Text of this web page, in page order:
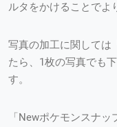
ルタをかけることでよ
写真の加工に関しては
たら、1枚の写真でも
す。
「Newポケモンスナ